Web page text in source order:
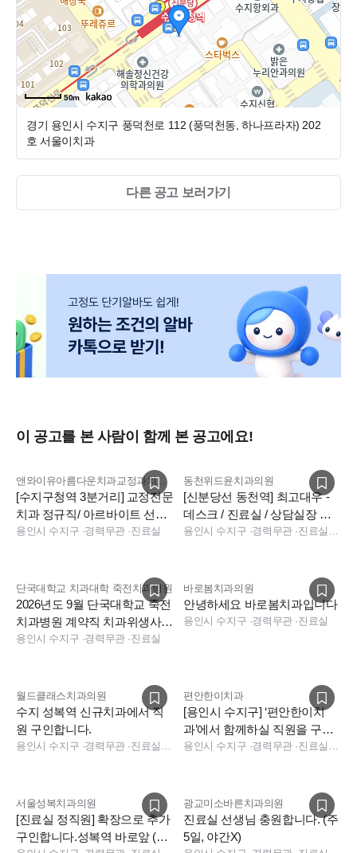
50m
경기 용인시 수지구 풍덕천로 112 (풍덕천동, 하나프라자) 202
호 서울이치과
다른 공고 보러가기
이 공고를 본 사람이 함께 본 공고에요!
앤와이유아름다운치과교정과치과의원
[수지구청역 3분거리] 교정전문
치과 정규직/ 아르바이트 선생
님 모십니다
용인시 수지구 ·경력무관·진료실
동천위드윤치과의원
[신분당선 동천역] 최고대우 -
데스크 / 진료실 / 상담실장 모
집 (신입/경력)
용인시 수지구 ·경력무관· 진료실, 실장, 상담, 수술실, 데스크, 보험청구, 데스크, 보험청구
단국대학교 치과대학 죽전치과병원
2026년도 9월 단국대학교 죽전
치과병원 계약직 치과위생사
모집
용인시 수지구 ·경력무관·진료실
바로봄치과의원
안녕하세요 바로봄치과입니다
용인시 수지구 ·경력무관·진료실
월드클래스치과의원
수지 성복역 신규치과에서 직
원 구인합니다.
용인시 수지구 ·경력무관· 진료실, 진료팀장, 데스크
편안한이치과
[용인시 수지구] ‘편안한이치
과’에서 함께하실 직원을 구인
합니다. 신입환영
용인시 수지구 ·경력무관· 진료실, 데스크, 상담, 보험청구
서울성복치과의원
[진료실 정직원] 확장으로 추가
구인합니다.성복역 바로앞 (용
광교미소바른치과의원
진료실 선생님 충원합니다. (주
5일, 야간X)